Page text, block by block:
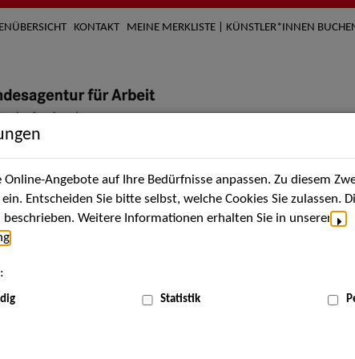
KONTAKT MEINE MERKLISTE | KÜNSTLER*INNEN
Künstler*innen Über uns Aktuelles
Angebote auf Ihre Bedürfnisse anpassen. Zu diesem
Entscheiden Sie bitte selbst, welche Cookies Sie zulassen.
Weitere Informationen erhalten Sie in unserer
Statistik